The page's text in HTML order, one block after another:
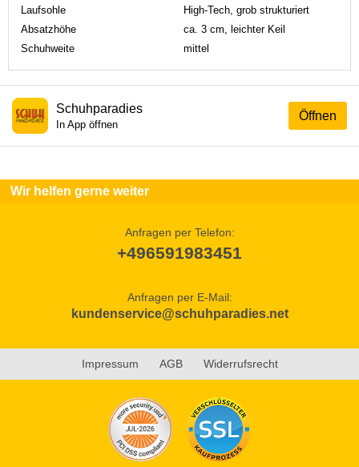
Laufsohle
High-Tech, grob strukturiert
Absatzhöhe
ca. 3 cm, leichter Keil
Schuhweite
mittel
Öffnen
Schuhparadies
In App öffnen
Wir helfen gerne weiter
Anfragen per Telefon:
+496591983451
Anfragen per E-Mail:
kundenservice@schuhparadies.net
Impressum AGB Widerrufsrecht